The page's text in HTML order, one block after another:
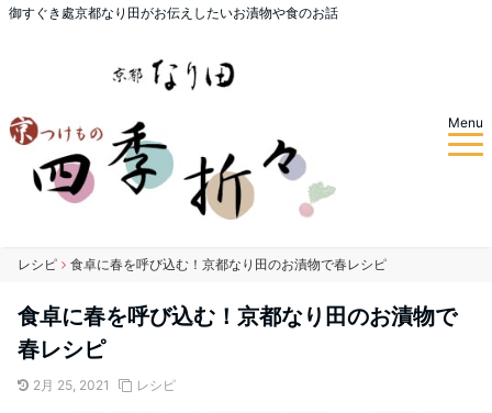
御すぐき處京都なり田がお伝えしたいお漬物や食のお話
Menu
レシピ 食卓に春を呼び込む！京都なり田のお漬物で春レシピ
食卓に春を呼び込む！京都なり田のお漬物で
春レシピ
2月 25, 2021 レシピ